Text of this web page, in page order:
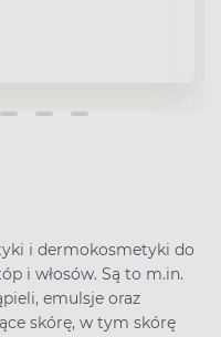
i dermokosmetyki do
i włosów. Są to m.in.
emulsje oraz
skórę, w tym skórę